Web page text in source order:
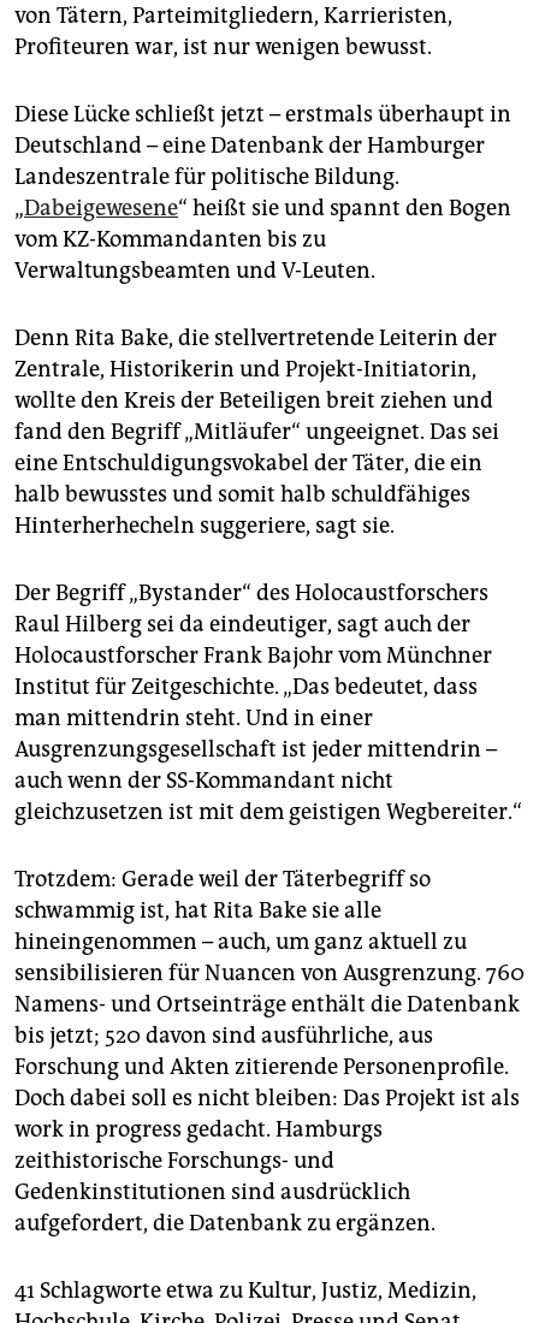
von Tätern, Parteimitgliedern, Karrieristen,
Profiteuren war, ist nur wenigen bewusst.
Diese Lücke schließt jetzt – erstmals überhaupt in
Deutschland – eine Datenbank der Hamburger
Landeszentrale für politische Bildung.
„Dabeigewesene“ heißt sie und spannt den Bogen
vom KZ-Kommandanten bis zu
Verwaltungsbeamten und V-Leuten.
Denn Rita Bake, die stellvertretende Leiterin der
Zentrale, Historikerin und Projekt-Initiatorin,
wollte den Kreis der Beteiligen breit ziehen und
fand den Begriff „Mitläufer“ ungeeignet. Das sei
eine Entschuldigungsvokabel der Täter, die ein
halb bewusstes und somit halb schuldfähiges
Hinterherhecheln suggeriere, sagt sie.
Der Begriff „Bystander“ des Holocaustforschers
Raul Hilberg sei da eindeutiger, sagt auch der
Holocaustforscher Frank Bajohr vom Münchner
Institut für Zeitgeschichte. „Das bedeutet, dass
man mittendrin steht. Und in einer
Ausgrenzungsgesellschaft ist jeder mittendrin –
auch wenn der SS-Kommandant nicht
gleichzusetzen ist mit dem geistigen Wegbereiter.“
Trotzdem: Gerade weil der Täterbegriff so
schwammig ist, hat Rita Bake sie alle
hineingenommen – auch, um ganz aktuell zu
sensibilisieren für Nuancen von Ausgrenzung. 760
Namens- und Ortseinträge enthält die Datenbank
bis jetzt; 520 davon sind ausführliche, aus
Forschung und Akten zitierende Personenprofile.
Doch dabei soll es nicht bleiben: Das Projekt ist als
work in progress gedacht. Hamburgs
zeithistorische Forschungs- und
Gedenkinstitutionen sind ausdrücklich
aufgefordert, die Datenbank zu ergänzen.
41 Schlagworte etwa zu Kultur, Justiz, Medizin,